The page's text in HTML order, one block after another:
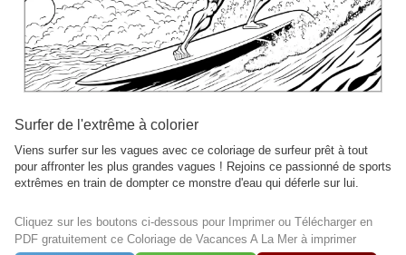
Surfer de l'extrême à colorier
Viens surfer sur les vagues avec ce coloriage de surfeur prêt à tout
pour affronter les plus grandes vagues ! Rejoins ce passionné de sports
extrêmes en train de dompter ce monstre d'eau qui déferle sur lui.
Cliquez sur les boutons ci-dessous pour Imprimer ou Télécharger en
PDF gratuitement ce Coloriage de Vacances A La Mer à imprimer